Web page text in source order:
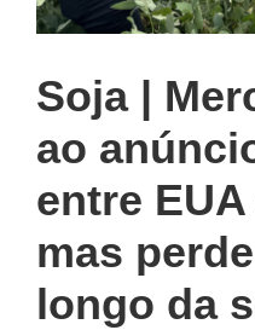
Soja |
ao
entre
mas
longo da